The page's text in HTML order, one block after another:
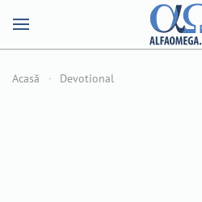
Acasă Devotional